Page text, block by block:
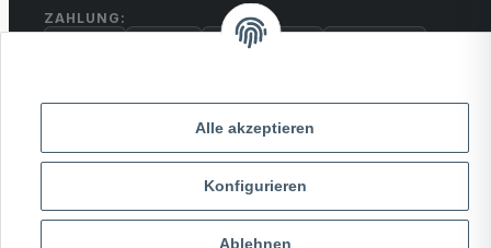
Alle akzeptieren
Konfigurieren
Ablehnen
ZAHLUNG:
MasterCard
© 2026 MCTRADE24. Alle Rechte vorbehalten.
Powered byMD IT Solutions